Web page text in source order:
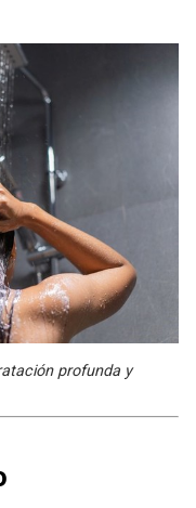
profunda y